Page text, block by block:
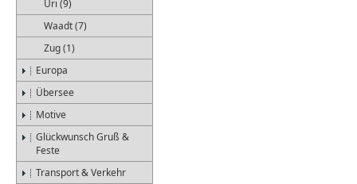
Uri (9)
Waadt (7)
Zug (1)
Europa
Übersee
Motive
Glückwunsch Gruß &
Feste
Transport & Verkehr